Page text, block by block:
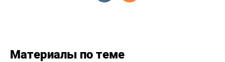
Материалы по теме